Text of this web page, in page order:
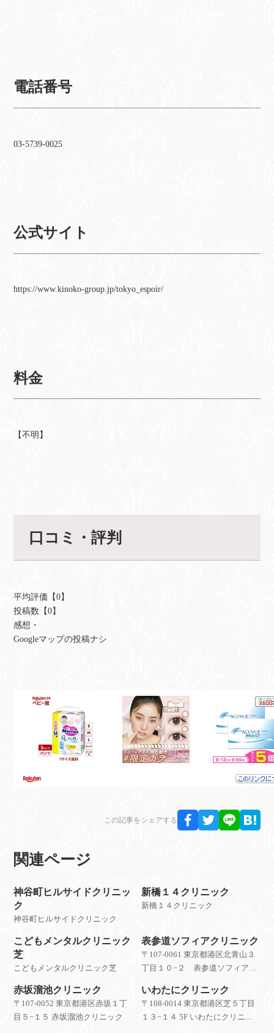
電話番号
03-5739-0025
公式サイト
https://www.kinoko-group.jp/tokyo_espoir/
料金
【不明】
口コミ・評判
平均評価【0】
投稿数【0】
感想・
Googleマップの投稿ナシ
この記事をシェアする
関連ページ
神谷町ヒルサイドクリニッ
ク
神谷町ヒルサイドクリニック
新橋１４クリニック
新橋１４クリニック
こどもメンタルクリニック
芝
こどもメンタルクリニック芝
表参道ソフィアクリニック
〒107-0061 東京都港区北青山３
丁目１０−２ 表参道ソフィアク
赤坂溜池クリニック
〒107-0052 東京都港区赤坂１丁
目５−１５ 赤坂溜池クリニック
いわたにクリニック
〒108-0014 東京都港区芝５丁目
１３−１４ 5F いわたにクリニッ